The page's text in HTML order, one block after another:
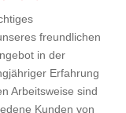
freundlichen
in der
Erfahrung
Arbeitsweise sind
Kunden von